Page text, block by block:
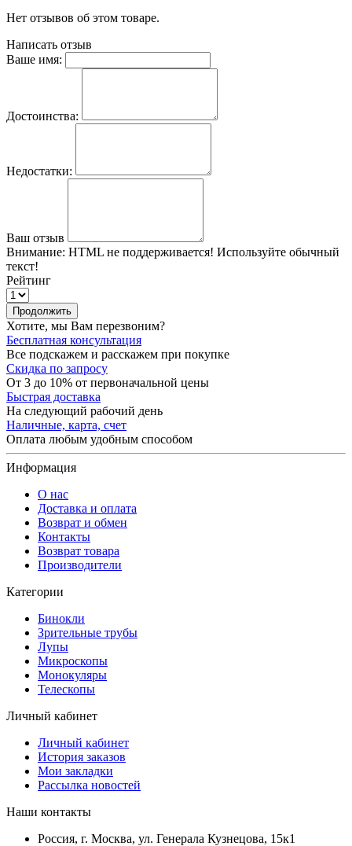
Нет отзывов об этом товаре.
Написать отзыв
Ваше имя:
Достоинства:
Недостатки:
Ваш отзыв
Внимание: HTML не поддерживается! Используйте обычный
текст!
Рейтинг
Продолжить
Хотите, мы Вам перезвоним?
Бесплатная консультация
Все подскажем и расскажем при покупке
Скидка по запросу
От 3 до 10% от первоначальной цены
Быстрая доставка
На следующий рабочий день
Наличные, карта, счет
Оплата любым удобным способом
Информация
О нас
Доставка и оплата
Возврат и обмен
Контакты
Возврат товара
Производители
Категории
Бинокли
Зрительные трубы
Лупы
Микроскопы
Монокуляры
Телескопы
Личный кабинет
Личный кабинет
История заказов
Мои закладки
Рассылка новостей
Наши контакты
Россия, г. Москва, ул. Генерала Кузнецова, 15к1